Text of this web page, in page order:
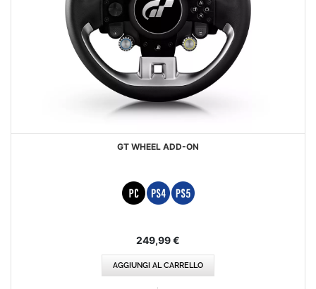
GT WHEEL ADD-ON
249,99 €
AGGIUNGI AL CARRELLO